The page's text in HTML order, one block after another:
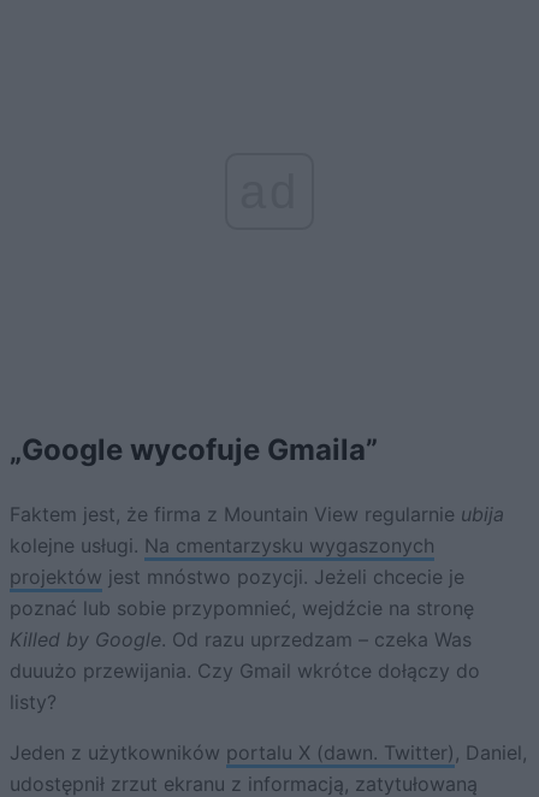
„Google wycofuje Gmaila”
Faktem jest, że firma z Mountain View regularnie ubija
kolejne usługi. Na cmentarzysku wygaszonych
projektów jest mnóstwo pozycji. Jeżeli chcecie je
poznać lub sobie przypomnieć, wejdźcie na stronę
Killed by Google. Od razu uprzedzam – czeka Was
duuużo przewijania. Czy Gmail wkrótce dołączy do
listy?
Jeden z użytkowników portalu X (dawn. Twitter) , Daniel,
udostępnił zrzut ekranu z informacją, zatytułowaną